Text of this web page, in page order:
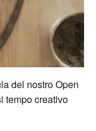
del nostro Open
tempo creativo